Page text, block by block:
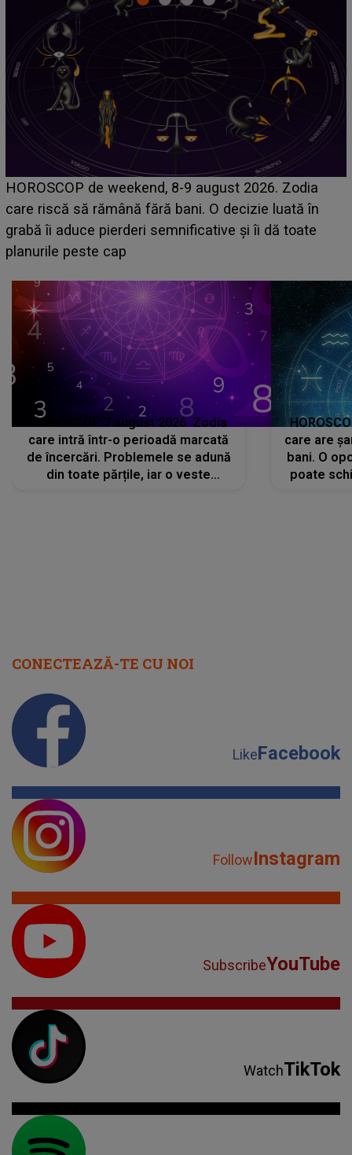
Emanuel a ținut ACEST DETALIU ASCUNS până
acum! În fața Alexandrei, concurentul din Casa Iubirii
face o MĂRTURISIRE NEAȘTEPTATĂ despre mama
sa: "I-am spus și ei în față, eu nu te iubesc pentru
HOROSCOP 7 august 2026. Zodia
care intră într-o perioadă marcată
de încercări. Problemele se adună
din toate părțile, iar o veste
care are
bani. O
poate
CONECTEAZĂ-TE CU NOI
LikeFacebook
FollowInstagram
SubscribeYouTube
WatchTikTok